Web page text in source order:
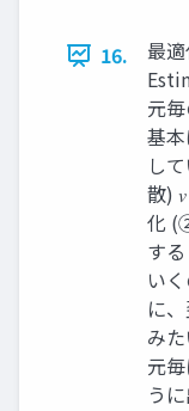
16.
最
元
基
し
散)
化
す
い
に
み
元
う